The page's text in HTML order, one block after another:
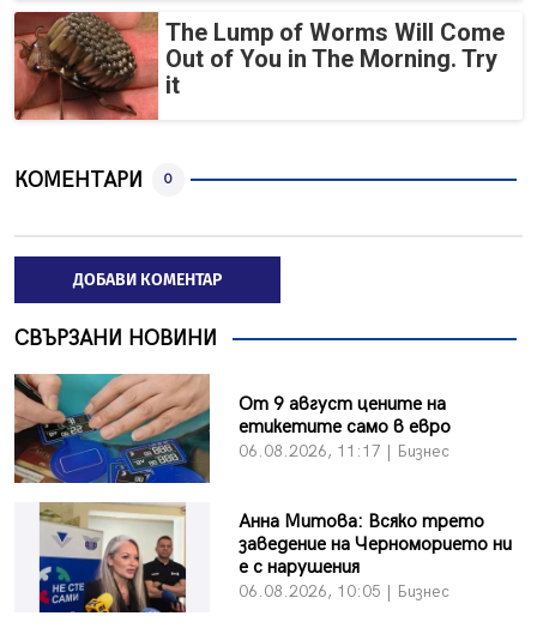
The Lump of Worms Will Come
Out of You in The Morning. Try
it
КОМЕНТАРИ 0
ДОБАВИ КОМЕНТАР
СВЪРЗАНИ НОВИНИ
От 9 август цените на
етикетите само в евро
06.08.2026, 11:17 | Бизнес
Анна Митова: Всяко трето
заведение на Черноморието ни
е с нарушения
06.08.2026, 10:05 | Бизнес